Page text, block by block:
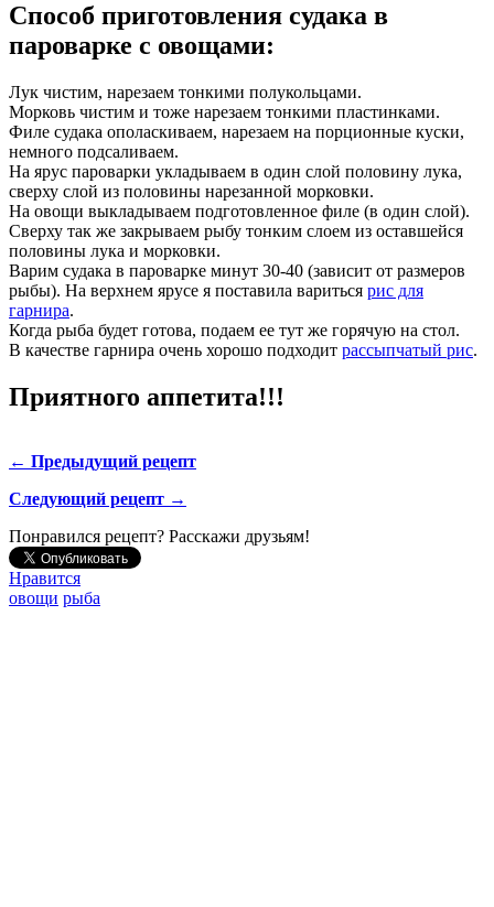
Способ приготовления судака в
пароварке с овощами:
Лук чистим, нарезаем тонкими полукольцами.
Морковь чистим и тоже нарезаем тонкими пластинками.
Филе судака ополаскиваем, нарезаем на порционные куски,
немного подсаливаем.
На ярус пароварки укладываем в один слой половину лука,
сверху слой из половины нарезанной морковки.
На овощи выкладываем подготовленное филе (в один слой).
Сверху так же закрываем рыбу тонким слоем из оставшейся
половины лука и морковки.
Варим судака в пароварке минут 30-40 (зависит от размеров
рыбы). На верхнем ярусе я поставила вариться рис для
гарнира.
Когда рыба будет готова, подаем ее тут же горячую на стол.
В качестве гарнира очень хорошо подходит рассыпчатый рис.
Приятного аппетита!!!
← Предыдущий рецепт
Следующий рецепт →
Понравился рецепт? Расскажи друзьям!
Нравится
овощи рыба